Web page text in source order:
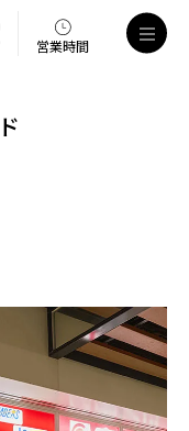
営業時間